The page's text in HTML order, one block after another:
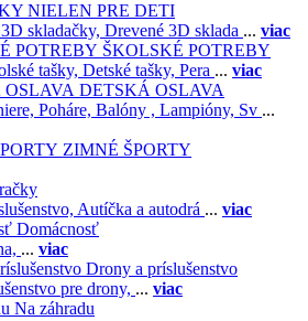
NIELEN PRE DETI
skladačky, Drevené 3D sklada ... viac
ŠKOLSKÉ POTREBY
tašky, Detské tašky, Pera ... viac
DETSKÁ OSLAVA
Poháre, Balóny , Lampióny, Sv ...
ZIMNÉ ŠPORTY
Autíčka a autodrá ... viac
Domácnosť
... viac
Drony a príslušenstvo
pre drony, ... viac
Na záhradu